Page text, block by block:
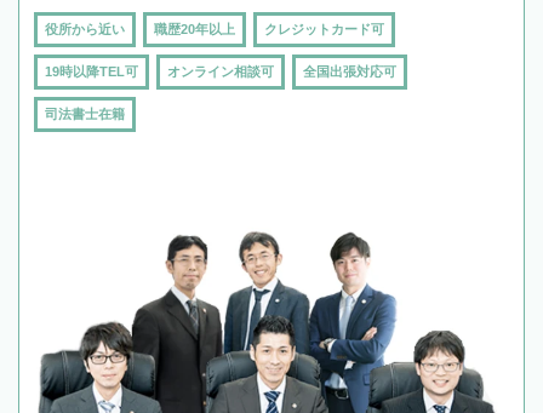
役所から近い 職歴20年以上 クレジットカード可
19時以降TEL可 オンライン相談可 全国出張対応可
司法書士在籍